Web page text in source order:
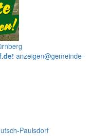
anzeigen@gemeinde-
Paulsdorf